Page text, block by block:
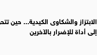
الابتزاز والشكاوى الكيدية... حين
إلى أداة للإضرار بالآخرين